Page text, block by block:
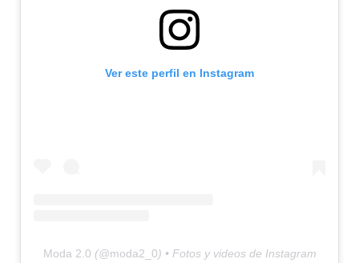
Ver este perfil en Instagram
Moda 2.0 (@moda2_0) • Fotos y videos de Instagram